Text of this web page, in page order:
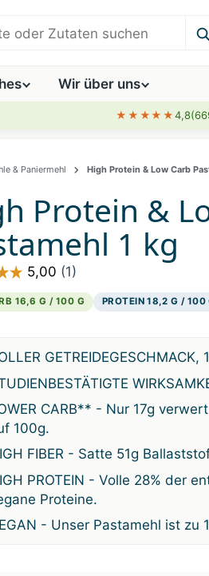
Wir über uns
★★★★★4,8
& Paniermehl High Protein & Low Carb
Protein &
1 kg
1220001
16,6 G / 100 G PROTEIN 18,2 G / 100
GETREIDEGESCHMACK,
CARB** - Nur 17g
100g.
FIBER - Satte 51g
PROTEIN - Volle 28% der
Proteine.
- Unser Pastamehl ist zu